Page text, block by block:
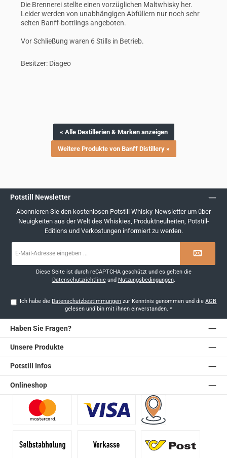
Die Brennerei stellte einen vorzüglichen Maltwhisky her.
Leider werden von unabhängigen Abfüllern nur noch sehr
selten Banff-bottlings angeboten.
Vor Schließung waren 6 Stills in Betrieb.
Besitzer: Diageo
« Alle Destillerien & Marken anzeigen
Weitere Produkte von Banff Distillery »
Potstill Newsletter
Abonnieren Sie den kostenlosen Potstill Whisky-Newsletter um über
Neuigkeiten aus der Welt des Whiskies, Produktneuheiten, Potstill-
Editions und Verkostungen informiert zu werden.
Mail-
Diese Seite ist durch reCAPTCHA geschützt und es gelten die
Datenschutzrichtlinieund Nutzungsbedingungen.
Ich habe die Datenschutzbestimmungen zur Kenntnis genommen und dieAGB
gelesen und bin mit ihnen einverstanden. *
Haben Sie Fragen?
Unsere Produkte
Potstill Infos
Onlineshop